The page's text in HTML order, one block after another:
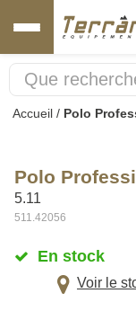
Accueil / Polo
Polo
5.11
511.42056
En stock
Voir le